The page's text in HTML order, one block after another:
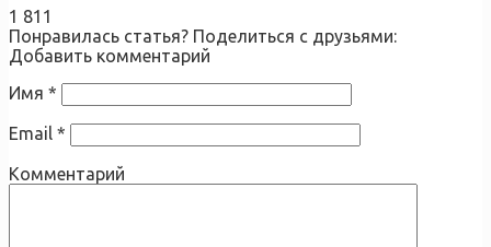
1 811
Понравилась статья? Поделиться с друзьями:
Добавить комментарий
Имя *
Email *
Комментарий